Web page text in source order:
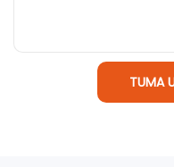
TUMA